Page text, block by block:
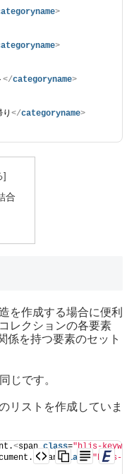
>
>
</categoryname>
</categoryname>
合
を作成する場合に便利
レクションの各要素
係を持つ要素のセット
じです。
リストを作成していま
<span class="hljs-
<span class= "hljs-